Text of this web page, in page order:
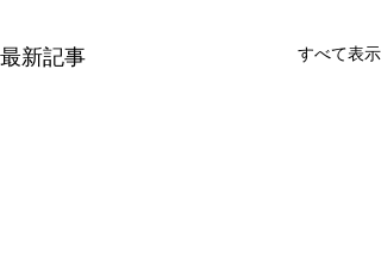
最新記事 すべて表示